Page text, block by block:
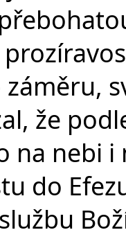
že
na nebi
do